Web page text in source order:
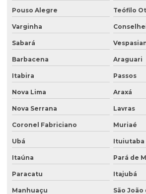
Empresa coleta de efluentes
Empresa de ensaio percolação do solo
Empresa de ensaio de permeabilidade do
Empresa de ensaios de solos
Empresa especialista em sondagens de solo
Empresa especializada em consultoria
Empresa que faz análise de água
Empresa que faz análise de solo
Empresa de retirada de tanque subterrâneo
Empresa de retirada de tanques
Pouso Alegre Teófilo
Varginha
Sabará
Barbacena Araguari
Itabira Passos
Nova Lima Araxá
Nova Serrana Lavras
Coronel Fabriciano Muriaé
Ubá Ituiutaba
Itaúna Pará de
Paracatu Itajubá
Manhuaçu São João